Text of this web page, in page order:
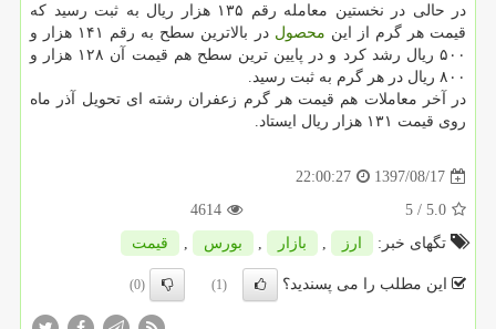
در حالی در نخستین معامله رقم ۱۳۵ هزار ریال به ثبت رسید كه
قیمت هر گرم از این محصول
در بالاترین سطح به رقم ۱۴۱ هزار و
۵۰۰ ریال رشد كرد و در پایین ترین سطح هم قیمت آن ۱۲۸ هزار و
۸۰۰ ریال در هر گرم به ثبت رسید.
در آخر معاملات هم قیمت هر گرم زعفران رشته ای تحویل آذر ماه
روی قیمت ۱۳۱ هزار ریال ایستاد.
1397/08/17
22:00:27
5.0
/ 5
4614
تگهای خبر:
ارز , بازار , بورس , قیمت
این مطلب را می پسندید؟ (1)
(0)